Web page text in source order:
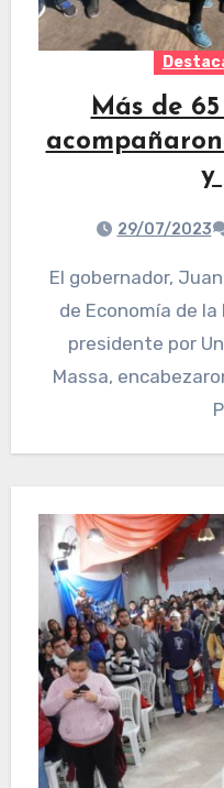
Más de
y
29/07/2023
El gobernador, Juan Manzur, junto al ministro
de Economía de
presidente por
Massa,